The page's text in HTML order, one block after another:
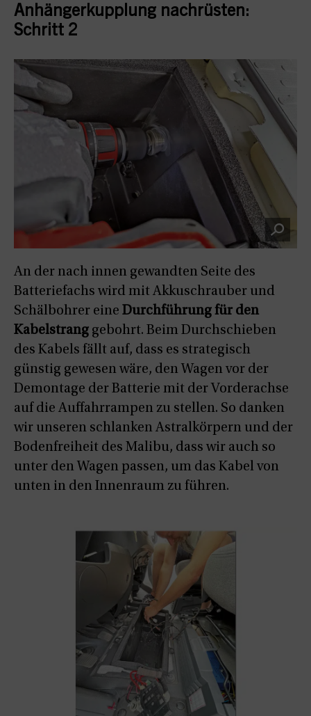
Anhängerkupplung nachrüsten:
Schritt 2
An der nach innen gewandten Seite des
Batteriefachs wird mit Akkuschrauber und
Schälbohrer eine Durchführung für den
Kabelstrang gebohrt. Beim Durchschieben
des Kabels fällt auf, dass es strategisch
günstig gewesen wäre, den Wagen vor der
Demontage der Batterie mit der Vorderachse
auf die Auffahrrampen zu stellen. So danken
wir unseren schlanken Astralkörpern und der
Bodenfreiheit des Malibu, dass wir auch so
unter den Wagen passen, um das Kabel von
unten in den Innenraum zu führen.